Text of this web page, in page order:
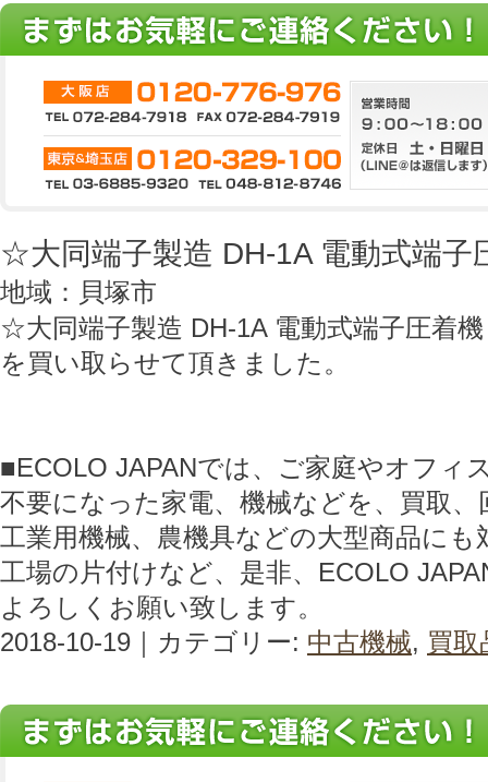
☆大同端子製造 DH-1A 電動式端子
地域：貝塚市
☆大同端子製造 DH-1A 電動式端子圧着
を買い取らせて頂きました。
■ECOLO JAPANでは、ご家庭やオフィ
不要になった家電、機械などを、買取
工業用機械、農機具などの大型商品にも
工場の片付けなど、是非、ECOLO
よろしくお願い致します。
2018-10-19｜カテゴリー: 中古機械, 買取